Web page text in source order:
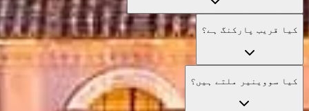
کیا قریب پارکنگ ہے؟
کیا سووینیر ملتے ہیں؟